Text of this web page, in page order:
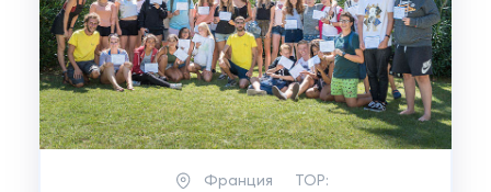
Франция TOP: